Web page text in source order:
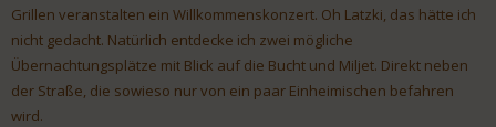
Grillen veranstalten ein Willkommenskonzert. Oh Latzki, das hätte ich
nicht gedacht. Natürlich entdecke ich zwei mögliche
Übernachtungsplätze mit Blick auf die Bucht und Miljet. Direkt neben
der Straße, die sowieso nur von ein paar Einheimischen befahren
wird.